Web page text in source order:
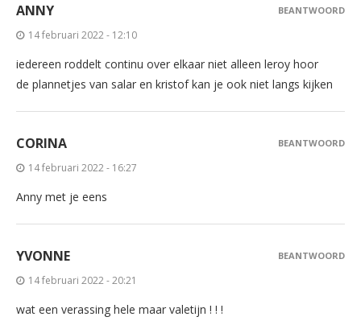
ANNY
14 februari 2022 - 12:10
iedereen roddelt continu over elkaar niet alleen leroy hoor
de plannetjes van salar en kristof kan je ook niet langs kijken
BEANTWOORD
CORINA
14 februari 2022 - 16:27
Anny met je eens
BEANTWOORD
YVONNE
14 februari 2022 - 20:21
wat een verassing hele maar valetijn ! ! !
BEANTWOORD